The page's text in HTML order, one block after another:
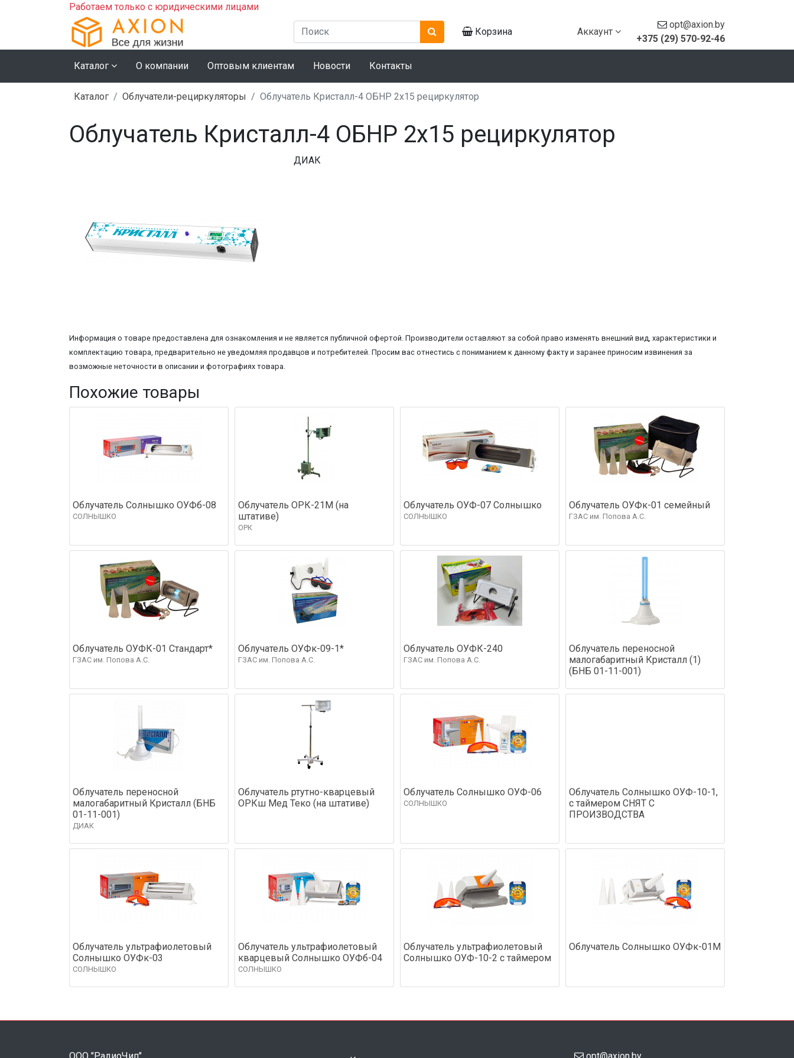
Работаем только с юридическими лицами
Корзина Аккаунт
opt@axion.by
+375 (29) 570-92-46
Каталог О компании Оптовым клиентам Новости Контакты
Каталог Облучатели-рециркуляторы Облучатель Кристалл-4 ОБНР 2х15 рециркулятор
Облучатель Кристалл-4 ОБНР 2х15 рециркулятор
ДИАК
Информация о товаре предоставлена для ознакомления и не является публичной офертой. Производители оставляют за собой право изменять внешний вид, характеристики и
комплектацию товара, предварительно не уведомляя продавцов и потребителей. Просим вас отнестись с пониманием к данному факту и заранее приносим извинения за
возможные неточности в описании и фотографиях товара.
Похожие товары
Облучатель Солнышко ОУФб-08
СОЛНЫШКО
Облучатель ОРК-21М (на
штативе)
ОРК
Облучатель ОУФ-07 Солнышко
СОЛНЫШКО
Облучатель ОУФк-01 семейный
ГЗАС им. Попова А.С.
Облучатель ОУФК-01 Стандарт*
ГЗАС им. Попова А.С.
Облучатель ОУФк-09-1*
ГЗАС им. Попова А.С.
Облучатель ОУФК-240
ГЗАС им. Попова А.С.
Облучатель переносной
малогабаритный Кристалл (1)
(БНБ 01-11-001)
Облучатель переносной
малогабаритный Кристалл (БНБ
01-11-001)
ДИАК
Облучатель ртутно-кварцевый
ОРКш Мед Теко (на штативе)
Облучатель Солнышко ОУФ-06
СОЛНЫШКО
Облучатель Солнышко ОУФ-10-1,
с таймером СНЯТ С
ПРОИЗВОДСТВА
Облучатель ультрафиолетовый
Солнышко ОУФк-03
СОЛНЫШКО
Облучатель ультрафиолетовый
кварцевый Солнышко ОУФб-04
СОЛНЫШКО
Облучатель ультрафиолетовый
Солнышко ОУФ-10-2 с таймером
Облучатель Солнышко ОУФк-01М
ООО "РадиоЧип" opt@axion.by